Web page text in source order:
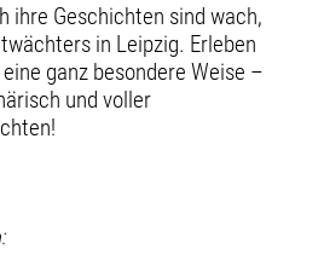
ihre Geschichten sind wach,
in Leipzig. Erleben
ganz besondere Weise –
und voller